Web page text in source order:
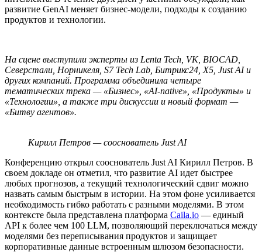
развитие GenAI меняет бизнес-модели, подходы к созданию
продуктов и технологии.
На сцене выступили эксперты из Lenta Tech, VK, BIOCAD,
Северстали, Норникеля, S7 Tech Lab, Битрикс24, X5, Just AI и
других компаний. Программа объединила четыре
тематических трека — «Бизнес», «AI-native», «Продукты» и
«Технологии», а также три дискуссии и новый формат —
«Битву агентов».
Кирилл Петров — сооснователь Just AI
Конференцию открыл сооснователь Just AI Кирилл Петров. В
своем докладе он отметил, что развитие AI идет быстрее
любых прогнозов, а текущий технологический сдвиг можно
назвать самым быстрым в истории. На этом фоне усиливается
необходимость гибко работать с разными моделями. В этом
контексте была представлена платформа Caila.io — единый
API к более чем 100 LLM, позволяющий переключаться между
моделями без переписывания продуктов и защищает
корпоративные данные встроенным шлюзом безопасности.